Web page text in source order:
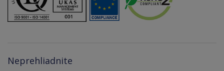
Neprehliadnite